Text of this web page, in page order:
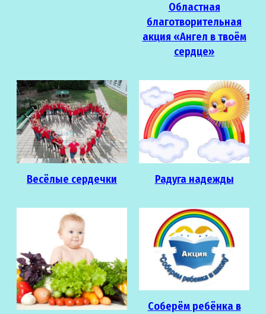
Областная
благотворительная
акция «Ангел в твоём
сердце»
Весёлые сердечки Радуга надежды
Соберём ребёнка в